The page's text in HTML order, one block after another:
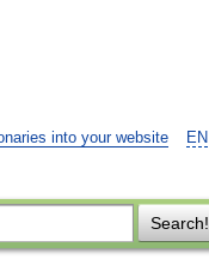
EN
into your website
Search!